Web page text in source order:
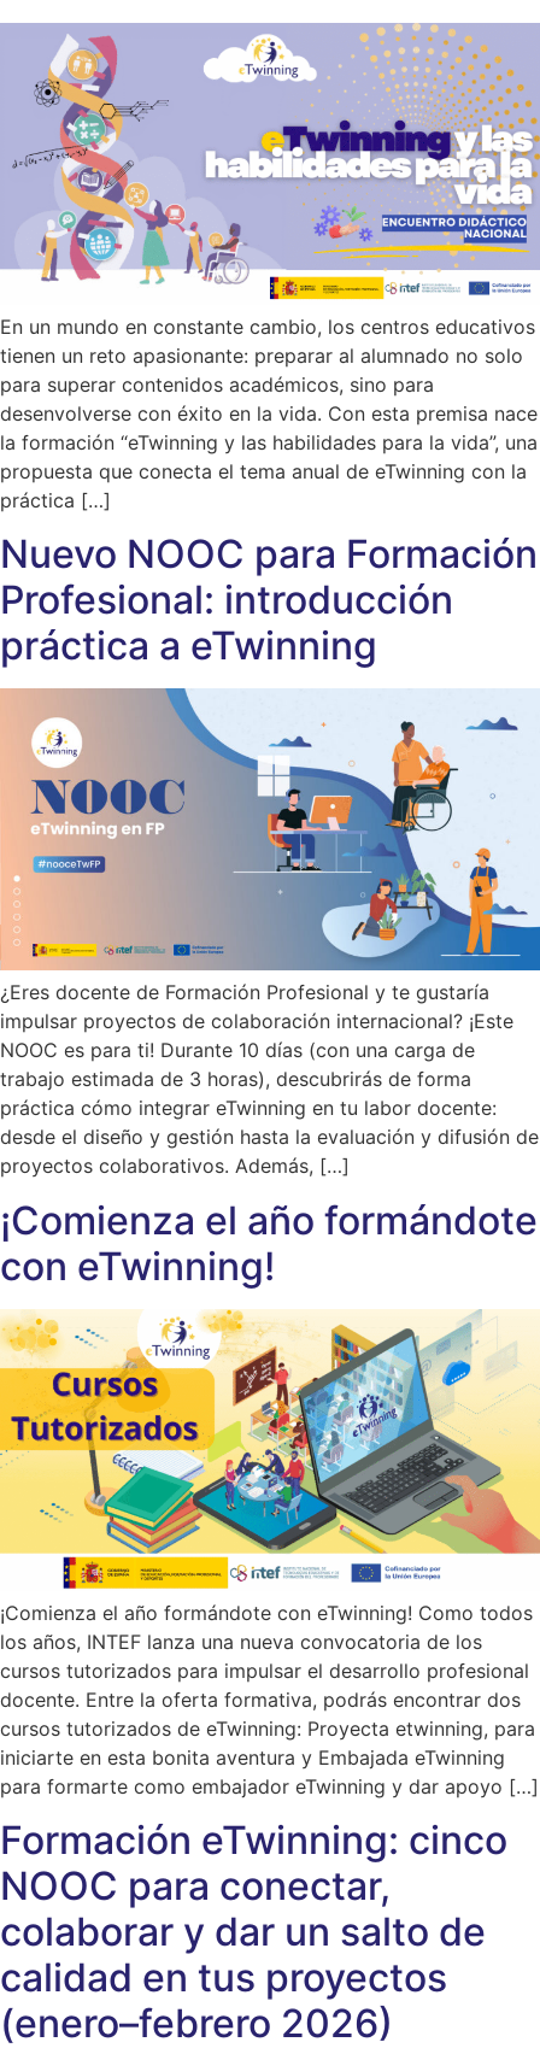
En un mundo en constante cambio, los centros educativos
tienen un reto apasionante: preparar al alumnado no solo
para superar contenidos académicos, sino para
desenvolverse con éxito en la vida. Con esta premisa nace
la formación “eTwinning y las habilidades para la vida”, una
propuesta que conecta el tema anual de eTwinning con la
práctica […]
Nuevo NOOC para Formación
Profesional: introducción
práctica a eTwinning
¿Eres docente de Formación Profesional y te gustaría
impulsar proyectos de colaboración internacional? ¡Este
NOOC es para ti! Durante 10 días (con una carga de
trabajo estimada de 3 horas), descubrirás de forma
práctica cómo integrar eTwinning en tu labor docente:
desde el diseño y gestión hasta la evaluación y difusión de
proyectos colaborativos. Además, […]
¡Comienza el año formándote
con eTwinning!
¡Comienza el año formándote con eTwinning! Como todos
los años, INTEF lanza una nueva convocatoria de los
cursos tutorizados para impulsar el desarrollo profesional
docente. Entre la oferta formativa, podrás encontrar dos
cursos tutorizados de eTwinning: Proyecta etwinning, para
iniciarte en esta bonita aventura y Embajada eTwinning
para formarte como embajador eTwinning y dar apoyo […]
Formación eTwinning: cinco
NOOC para conectar,
colaborar y dar un salto de
calidad en tus proyectos
(enero–febrero 2026)